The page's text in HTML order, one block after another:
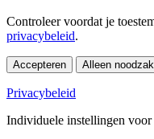
Controleer voordat je
privacybeleid.
Accepteren Alleen
Privacybeleid
Individuele instellingen voor